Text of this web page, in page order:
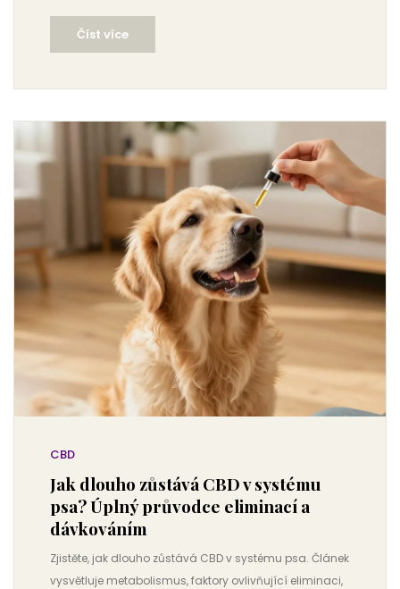
pro rok 2026.
Číst více
CBD
Jak dlouho zůstává CBD v systému
psa? Úplný průvodce eliminací a
dávkováním
Zjistěte, jak dlouho zůstává CBD v systému psa. Článek
vysvětluje metabolismus, faktory ovlivňující eliminaci,